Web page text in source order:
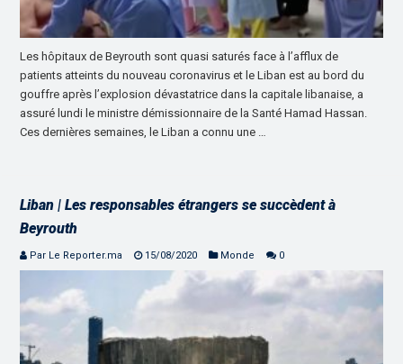
Les hôpitaux de Beyrouth sont quasi saturés face à l’afflux de
patients atteints du nouveau coronavirus et le Liban est au bord du
gouffre après l’explosion dévastatrice dans la capitale libanaise, a
assuré lundi le ministre démissionnaire de la Santé Hamad Hassan.
Ces dernières semaines, le Liban a connu une …
Liban | Les responsables étrangers se succèdent à
Beyrouth
Par Le Reporter.ma 15/08/2020 Monde 0